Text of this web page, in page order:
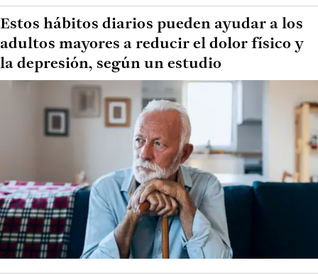
Estos hábitos diarios pueden ayudar a los
adultos mayores a reducir el dolor físico y
la depresión, según un estudio